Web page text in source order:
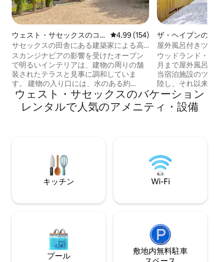
ウェスト・サセックスのコ
テージ
レビュー154件、5つ星中4.99つ
4.99 (154)
サセックスの田舎にある建築家による高
級な干し草納屋の改装
スカンジナビアの影響を受けたオープン
で明るいインテリアは、建物の周りの舗
装されたテラスと見事に調和していま
す。 建物の入り口には、水のある約
70cmの深さの装飾池があり、ネトルフィ
ールズの静かでリラックスした雰囲気を
演出しています。 ホストのMichaelさんと
ーしてください@Nettlefields; Michaelは
@michaelkopinski、Tobyは@tobschuで
園に囲まれています。 近くにはパブ、庭
るいくつかの歩道があります。 近くのホ
提供しています。 ブライトンまで車で20
あるため、車をお持ちになるのが一番で
す。 ただし、LeonardsleeやSouth
ザ・ヘイブンのド
ス
屋外風呂付きツェ
ウッドランド・ツ
月まで屋外風呂を
当宿泊施設のツェ
陸し、それ以来、
れてロマンチック
んだ休暇を過ご
となっています
こちらの宿泊施設
トがなく、携帯電
きません。 建築
ムズが設計しまし
ウェスト・サセックスのバケーション
レンタルで人気のアメニティ・設備
キッチン Wi-Fi
プール
敷地内無料駐⁠車